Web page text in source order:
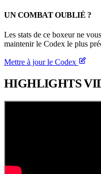
UN COMBAT OUBLIÉ ?
Les stats de ce boxeur ne
maintenir le Codex le plus
Mettre à jour le Codex
HIGHLIGHTS